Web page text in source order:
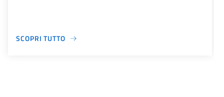
SCOPRI TUTTO